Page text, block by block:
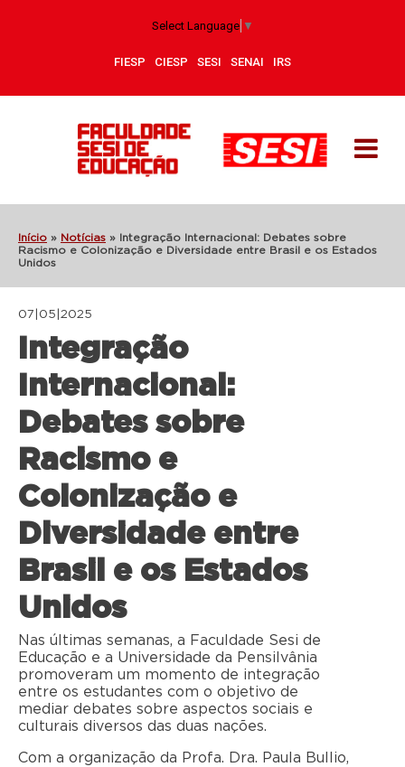
Select Language ▼
FIESP CIESP SESI SENAI IRS
Início » Notícias » Integração Internacional: Debates sobre
Racismo e Colonização e Diversidade entre Brasil e os Estados
Unidos
07|05|2025
Integração
Internacional:
Debates sobre
Racismo e
Colonização e
Diversidade entre
Brasil e os Estados
Unidos
Nas últimas semanas, a Faculdade Sesi de
Educação e a Universidade da Pensilvânia
promoveram um momento de integração
entre os estudantes com o objetivo de
mediar debates sobre aspectos sociais e
culturais diversos das duas nações.
Com a organização da Profa. Dra. Paula Bullio,